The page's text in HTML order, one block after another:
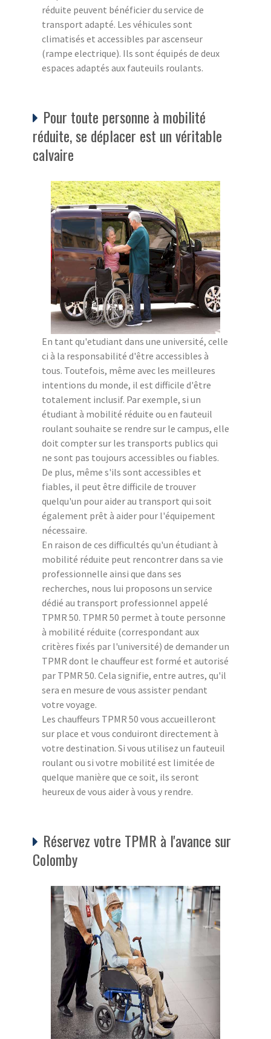
réduite peuvent bénéficier du service de
transport adapté. Les véhicules sont
climatisés et accessibles par ascenseur
(rampe electrique). Ils sont équipés de deux
espaces adaptés aux fauteuils roulants.
Pour toute personne à mobilité
réduite, se déplacer est un véritable
calvaire
En tant qu'etudiant dans une université, celle
ci à la responsabilité d'être accessibles à
tous. Toutefois, même avec les meilleures
intentions du monde, il est difficile d'être
totalement inclusif. Par exemple, si un
étudiant à mobilité réduite ou en fauteuil
roulant souhaite se rendre sur le campus, elle
doit compter sur les transports publics qui
ne sont pas toujours accessibles ou fiables.
De plus, même s'ils sont accessibles et
fiables, il peut être difficile de trouver
quelqu'un pour aider au transport qui soit
également prêt à aider pour l'équipement
nécessaire.
En raison de ces difficultés qu'un étudiant à
mobilité réduite peut rencontrer dans sa vie
professionnelle ainsi que dans ses
recherches, nous lui proposons un service
dédié au transport professionnel appelé
TPMR 50. TPMR 50 permet à toute personne
à mobilité réduite (correspondant aux
critères fixés par l'université) de demander un
TPMR dont le chauffeur est formé et autorisé
par TPMR 50. Cela signifie, entre autres, qu'il
sera en mesure de vous assister pendant
votre voyage.
Les chauffeurs TPMR 50 vous accueilleront
sur place et vous conduiront directement à
votre destination. Si vous utilisez un fauteuil
roulant ou si votre mobilité est limitée de
quelque manière que ce soit, ils seront
heureux de vous aider à vous y rendre.
Réservez votre TPMR à l'avance sur
Colomby